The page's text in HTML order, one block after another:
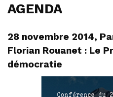
AGENDA
28 novembre 2014,
Florian Rouanet : Le
démocratie